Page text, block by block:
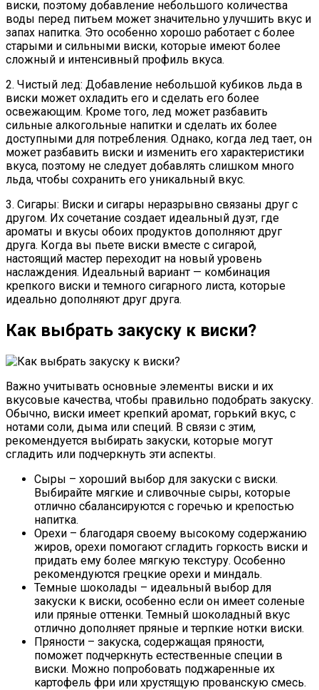
виски, поэтому добавление небольшого количества
воды перед питьем может значительно улучшить вкус и
запах напитка. Это особенно хорошо работает с более
старыми и сильными виски, которые имеют более
сложный и интенсивный профиль вкуса.
2. Чистый лед: Добавление небольшой кубиков льда в
виски может охладить его и сделать его более
освежающим. Кроме того, лед может разбавить
сильные алкогольные напитки и сделать их более
доступными для потребления. Однако, когда лед тает, он
может разбавить виски и изменить его характеристики
вкуса, поэтому не следует добавлять слишком много
льда, чтобы сохранить его уникальный вкус.
3. Сигары: Виски и сигары неразрывно связаны друг с
другом. Их сочетание создает идеальный дуэт, где
ароматы и вкусы обоих продуктов дополняют друг
друга. Когда вы пьете виски вместе с сигарой,
настоящий мастер переходит на новый уровень
наслаждения. Идеальный вариант — комбинация
крепкого виски и темного сигарного листа, которые
идеально дополняют друг друга.
Как выбрать закуску к виски?
Важно учитывать основные элементы виски и их
вкусовые качества, чтобы правильно подобрать закуску.
Обычно, виски имеет крепкий аромат, горький вкус, с
нотами соли, дыма или специй. В связи с этим,
рекомендуется выбирать закуски, которые могут
сгладить или подчеркнуть эти аспекты.
Сыры – хороший выбор для закуски с виски.
Выбирайте мягкие и сливочные сыры, которые
отлично сбалансируются с горечью и крепостью
напитка.
Орехи – благодаря своему высокому содержанию
жиров, орехи помогают сгладить горкость виски и
придать ему более мягкую текстуру. Особенно
рекомендуются грецкие орехи и миндаль.
Темные шоколады – идеальный выбор для
закуски к виски, особенно если он имеет соленые
или пряные оттенки. Темный шоколадный вкус
отлично дополняет пряные и терпкие нотки виски.
Пряности – закуска, содержащая пряности,
поможет подчеркнуть естественные специи в
виски. Можно попробовать поджаренные их
картофель фри или хрустящую прованскую смесь.